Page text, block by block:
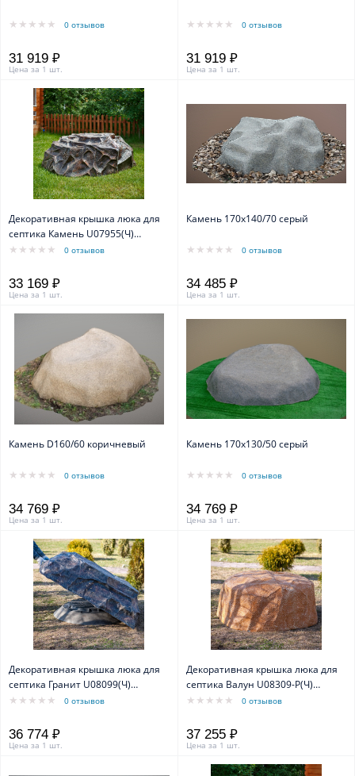
0 отзывов
31 919 ₽
Цена за 1 шт.
0 отзывов
31 919 ₽
Цена за 1 шт.
Декоративная крышка люка для
септика Камень U07955(Ч)
ширина 126 см0 отзывов
33 169 ₽
Цена за 1 шт.
Камень 170х140/70 серый
0 отзывов
34 485 ₽
Цена за 1 шт.
Камень D160/60 коричневый
0 отзывов
34 769 ₽
Цена за 1 шт.
Камень 170х130/50 серый
0 отзывов
34 769 ₽
Цена за 1 шт.
Декоративная крышка люка для
септика Гранит U08099(Ч)
ширина 150 см0 отзывов
36 774 ₽
Цена за 1 шт.
Декоративная крышка люка для
септика Валун U08309-Р(Ч)
ширина 130 см0 отзывов
37 255 ₽
Цена за 1 шт.